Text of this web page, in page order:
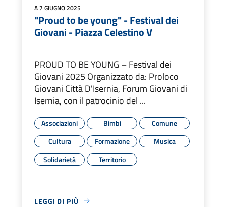
A 7 GIUGNO 2025
"Proud to be young" - Festival dei
Giovani - Piazza Celestino V
PROUD TO BE YOUNG – Festival dei
Giovani 2025 Organizzato da: Proloco
Giovani Città D'Isernia, Forum Giovani di
Isernia, con il patrocinio del ...
Associazioni Bimbi
Comune
Cultura
Formazione
Musica
Solidarietà
Territorio
LEGGI DI PIÙ